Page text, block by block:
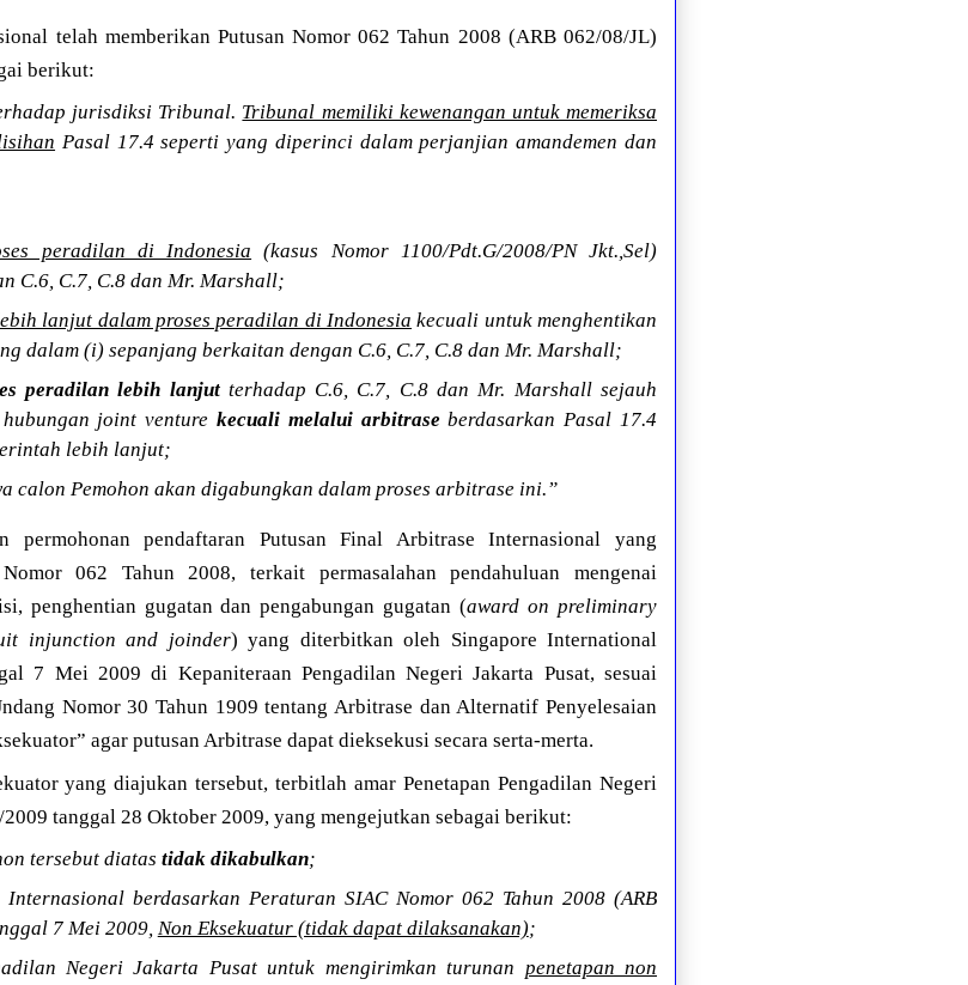
telah memberikan Putusan Nomor 062 Tahun 2008 (ARB 062/08/JL)
berikut:
jurisdiksi Tribunal. Tribunal memiliki kewenangan untuk memeriksa
Pasal 17.4 seperti yang diperinci dalam perjanjian amandemen dan
peradilan di Indonesia (kasus Nomor 1100/Pdt.G/2008/PN Jkt.,Sel)
C.6, C.7, C.8 dan Mr. Marshall;
lanjut dalam proses peradilan di Indonesia kecuali untuk menghentikan
dalam (i) sepanjang berkaitan dengan C.6, C.7, C.8 dan Mr. Marshall;
peradilan lebih lanjutterhadap C.6, C.7, C.8 dan Mr. Marshall sejauh
joint venture kecuali melalui arbitrase berdasarkan Pasal 17.4
lebih lanjut;
calon Pemohon akan digabungkan dalam proses arbitrase ini.”
permohonan pendaftaran Putusan Final Arbitrase Internasional yang
062 Tahun 2008, terkait permasalahan pendahuluan mengenai
penghentian gugatan dan pengabungan gugatan (award on preliminary
injunction and joinder) yang diterbitkan oleh Singapore International
7 Mei 2009 di Kepaniteraan Pengadilan Negeri Jakarta Pusat, sesuai
Nomor 30 Tahun 1909 tentang Arbitrase dan Alternatif Penyelesaian
agar putusan Arbitrase dapat dieksekusi secara serta-merta.
yang diajukan tersebut, terbitlah amar Penetapan Pengadilan Negeri
tanggal 28 Oktober 2009, yang mengejutkan sebagai berikut:
tersebut diatastidak dikabulkan;
berdasarkan Peraturan SIAC Nomor 062 Tahun 2008 (ARB
7 Mei 2009, Non Eksekuatur (tidak dapat dilaksanakan);
Negeri Jakarta Pusat untuk mengirimkan turunan penetapan non